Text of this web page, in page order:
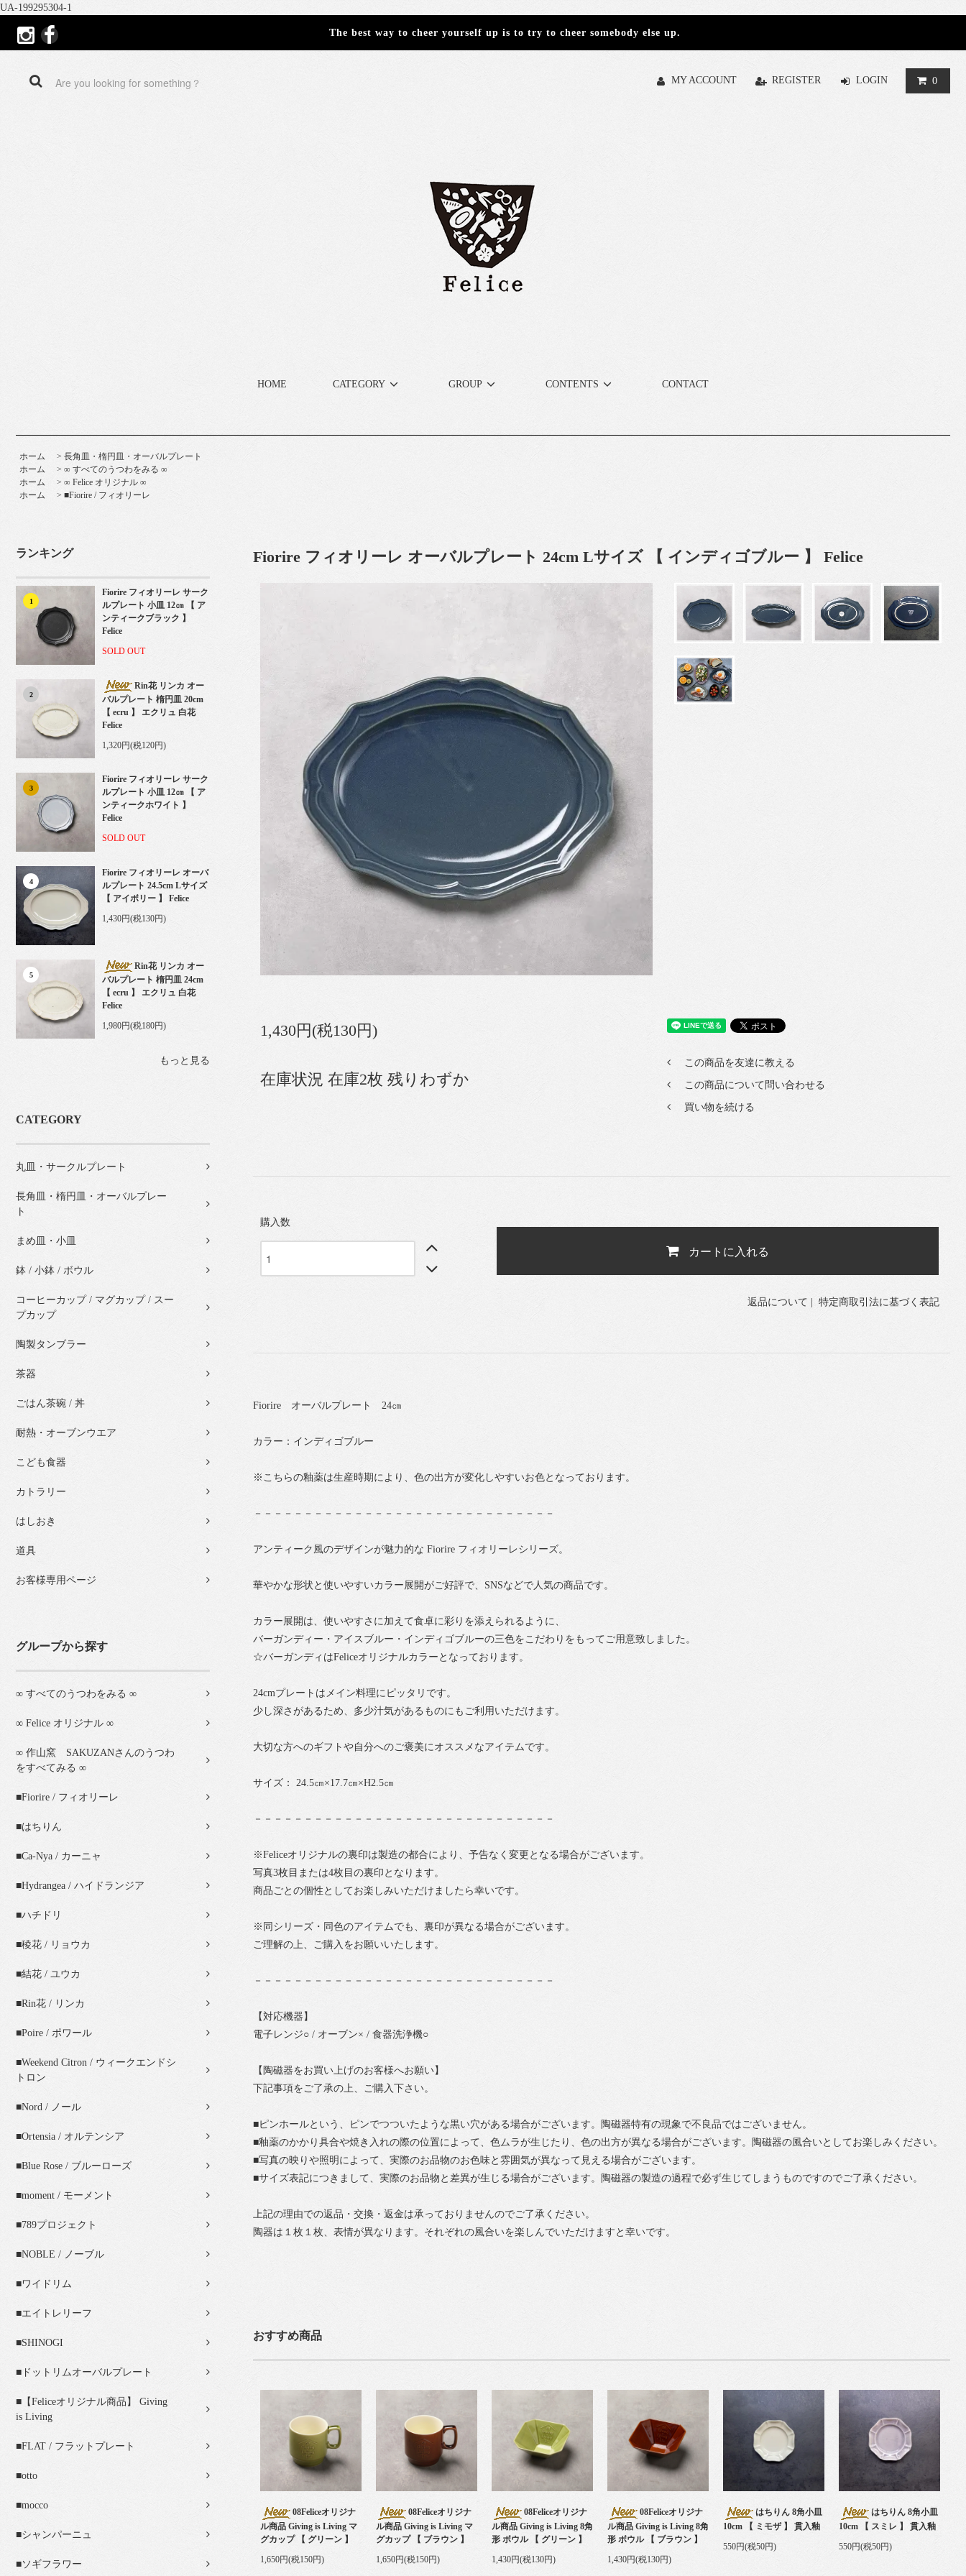
UA-199295304-1
The best way to cheer yourself up is to try to cheer somebody else up.
MY ACCOUNT REGISTER LOGIN 0
HOME CATEGORY GROUP CONTENTS CONTACT
ホーム > 長角皿・楕円皿・オーバルプレート
ホーム
> ∞ すべてのうつわをみる ∞
ホーム
> ∞ Felice オリジナル ∞
ホーム
> ■Fiorire / フィオリーレ
ランキング
1
Fiorire フィオリーレ サーク
ルプレート 小皿 12㎝ 【 ア
ンティークブラック 】
Felice
SOLD OUT
2
Rin花 リンカ オー
バルプレート 楕円皿 20cm
【 ecru 】 エクリュ 白花
Felice
1,320円(税120円)
3
Fiorire フィオリーレ サーク
ルプレート 小皿 12㎝ 【 ア
ンティークホワイト 】
Felice
SOLD OUT
4
Fiorire フィオリーレ オーバ
ルプレート 24.5cm Lサイズ
【 アイボリー 】 Felice
1,430円(税130円)
5
Rin花 リンカ オー
バルプレート 楕円皿 24cm
【 ecru 】 エクリュ 白花
Felice
1,980円(税180円)
もっと見る
CATEGORY
丸皿・サークルプレート
長角皿・楕円皿・オーバルプレー
ト
まめ皿・小皿
鉢 / 小鉢 / ボウル
コーヒーカップ / マグカップ / スー
プカップ
陶製タンブラー
茶器
ごはん茶碗 / 丼
耐熱・オーブンウエア
こども食器
カトラリー
はしおき
道具
お客様専用ページ
グループから探す
∞ すべてのうつわをみる ∞
∞ Felice オリジナル ∞
∞ 作山窯 SAKUZANさんのうつわ
をすべてみる ∞
■Fiorire / フィオリーレ
■はちりん
■Ca-Nya / カーニャ
■Hydrangea / ハイドランジア
■ハチドリ
■稜花 / リョウカ
■結花 / ユウカ
■Rin花 / リンカ
■Poire / ポワール
■Weekend Citron / ウィークエンドシ
トロン
■Nord / ノール
■Ortensia / オルテンシア
■Blue Rose / ブルーローズ
■moment / モーメント
■789プロジェクト
■NOBLE / ノーブル
■ワイドリム
■エイトレリーフ
■SHINOGI
■ドットリムオーバルプレート
■【Feliceオリジナル商品】 Giving
is Living
■FLAT / フラットプレート
■otto
■mocco
■シャンパーニュ
■ソギフラワー
Fiorire フィオリーレ オーバルプレート 24cm Lサイズ 【 インディゴブルー 】 Felice
1,430円(税130円)
在庫状況 在庫2枚 残りわずか
この商品を友達に教える
この商品について問い合わせる
買い物を続ける
購入数
カートに入れる
返品について 特定商取引法に基づく表記
Fiorire オーバルプレート 24㎝
カラー：インディゴブルー
※こちらの釉薬は生産時期により、色の出方が変化しやすいお色となっております。
－－－－－－－－－－－－－－－－－－－－－－－－－－－－－－
アンティーク風のデザインが魅力的な Fiorire フィオリーレシリーズ。
華やかな形状と使いやすいカラー展開がご好評で、SNSなどで人気の商品です。
カラー展開は、使いやすさに加えて食卓に彩りを添えられるように、
バーガンディー・アイスブルー・インディゴブルーの三色をこだわりをもってご用意致しました。
☆バーガンディはFeliceオリジナルカラーとなっております。
24cmプレートはメイン料理にピッタリです。
少し深さがあるため、多少汁気があるものにもご利用いただけます。
大切な方へのギフトや自分へのご褒美にオススメなアイテムです。
サイズ： 24.5㎝×17.7㎝×H2.5㎝
－－－－－－－－－－－－－－－－－－－－－－－－－－－－－－
※Feliceオリジナルの裏印は製造の都合により、予告なく変更となる場合がございます。
写真3枚目または4枚目の裏印となります。
商品ごとの個性としてお楽しみいただけましたら幸いです。
※同シリーズ・同色のアイテムでも、裏印が異なる場合がございます。
ご理解の上、ご購入をお願いいたします。
－－－－－－－－－－－－－－－－－－－－－－－－－－－－－－
【対応機器】
電子レンジ○ / オーブン× / 食器洗浄機○
【陶磁器をお買い上げのお客様へお願い】
下記事項をご了承の上、ご購入下さい。
■ピンホールという、ピンでつついたような黒い穴がある場合がございます。陶磁器特有の現象で不良品ではございません。
■釉薬のかかり具合や焼き入れの際の位置によって、色ムラが生じたり、色の出方が異なる場合がございます。陶磁器の風合いとしてお楽しみください。
■写真の映りや照明によって、実際のお品物のお色味と雰囲気が異なって見える場合がございます。
■サイズ表記につきまして、実際のお品物と差異が生じる場合がございます。陶磁器の製造の過程で必ず生じてしまうものですのでご了承ください。
上記の理由での返品・交換・返金は承っておりませんのでご了承ください。
陶器は１枚１枚、表情が異なります。それぞれの風合いを楽しんでいただけますと幸いです。
おすすめ商品
08Feliceオリジナ
ル商品 Giving is Living マ
グカップ 【 グリーン 】
1,650円(税150円)
08Feliceオリジナ
ル商品 Giving is Living マ
グカップ 【 ブラウン 】
1,650円(税150円)
08Feliceオリジナ
ル商品 Giving is Living 8角
形 ボウル 【 グリーン 】
1,430円(税130円)
08Feliceオリジナ
ル商品 Giving is Living 8角
形 ボウル 【 ブラウン 】
1,430円(税130円)
はちりん 8角小皿
10cm 【 ミモザ 】 貫入釉
550円(税50円)
はちりん 8角小皿
10cm 【 スミレ 】 貫入釉
550円(税50円)